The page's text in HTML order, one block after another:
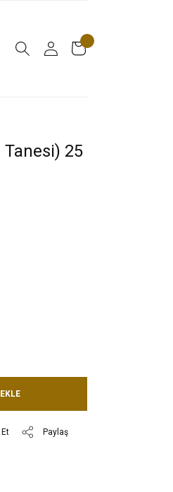
Tanesi) 25
Paylaş